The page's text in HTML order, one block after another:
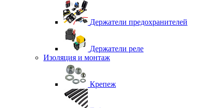
Держатели предохранителей
Держатели реле
Изоляция и монтаж
Крепеж